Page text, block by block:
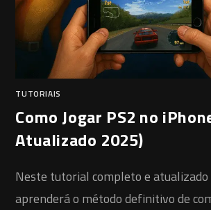
TUTORIAIS
Como Jogar PS2 no
Atualizado 2025)
Neste tutorial completo e atualizado
aprenderá o método definitivo de